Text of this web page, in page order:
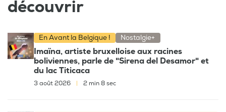
découvrir
En Avant la Belgique ! Nostalgie+
Imaïna, artiste bruxelloise aux racines
boliviennes, parle de "Sirena del Desamor" et
du lac Titicaca
3 août 2026 2 min 8 sec